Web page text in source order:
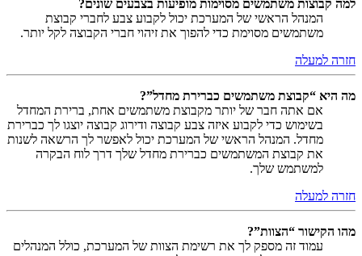
למה קבוצות משתמשים מסוימות מופיעות בצבעים שונים?
המנהל הראשי של המערכת יכול לקבוע צבע לחברי קבוצת
משתמשים מסוימת כדי להפוך את זיהוי חברי הקבוצה לקל יותר.
חזרה למעלה
מה היא “קבוצת משתמשים כברירת מחדל”?
אם אתה חבר של יותר מקבוצת משתמשים אחת, ברירת המחדל
בשימוש כדי לקבוע איזה צבע קבוצה ודירוג קבוצה יוצגו לך כברירת
מחדל. המנהל הראשי של המערכת יכול לאפשר לך הרשאה לשנות
את קבוצת המשתמשים כברירת מחדל שלך דרך לוח הבקרה
למשתמש שלך.
חזרה למעלה
מהו הקישור “הצוות”?
עמוד זה מספק לך את רשימת הצוות של המערכת, כולל המנהלים